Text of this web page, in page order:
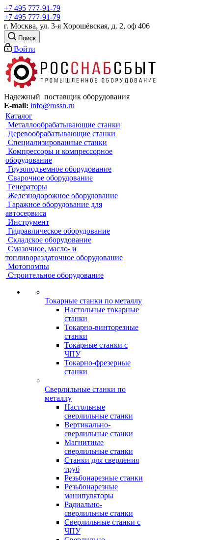
+7 495 777-91-79
+7 495 777-91-79
г. Москва, ул. 3-я Хорошёвская, д. 2, оф 406
Поиск
Войти
Надежный поставщик оборудования
E-mail: info@rossn.ru
Каталог
Металлообрабатывающие станки
Деревообрабатывающие станки
Специализированные станки
Компрессоры и компрессорное
оборудование
Грузоподъемное оборудование
Сварочное оборудование
Генераторы
Железнодорожное оборудование
Гаражное оборудование для
автосервиса
Инструмент
Гидравлическое оборудование
Складское оборудование
Смазочное, масло- и
топливораздаточное оборудование
Мотопомпы
Строительное оборудование
Токарные станки по металлу
Настольные токарные
станки
Токарно-винторезные
станки
Токарные станки с
ЧПУ
Токарно-фрезерные
станки
Сверлильные станки по
металлу
Настольные
сверлильные станки
Вертикально-
сверлильные станки
Магнитные
сверлильные станки
Станки для сверления
труб
Резьбонарезные станки
Резьбонарезные
манипуляторы
Радиально-
сверлильные станки
Сверлильные станки с
ЧПУ